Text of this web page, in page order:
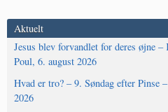
Aktuelt
Jesus blev forvandlet for deres øjne
Poul, 6. august 2026
Hvad er tro? – 9. Søndag efter Pinse
2026